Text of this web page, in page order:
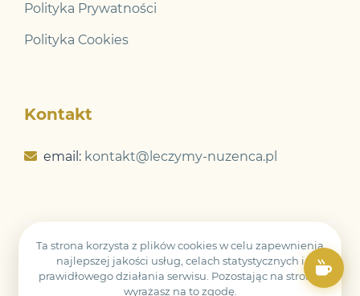
Polityka Prywatności
Polityka Cookies
Kontakt
email: kontakt@leczymy-nuzenca.pl
© 2026 Leczymy Nużeńca. Wszelkie prawa
zastrzeżone.
Ta strona korzysta z plików cookies w celu zapewnienia
najlepszej jakości usług, celach statystycznych i
prawidłowego działania serwisu. Pozostając na stronie
wyrażasz na to zgodę.